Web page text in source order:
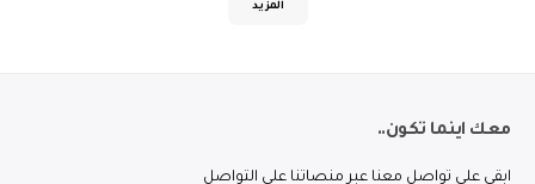
المزيد
معك اينما تكون..
ابقى على تواصل معنا عبر منصاتنا على التواصل